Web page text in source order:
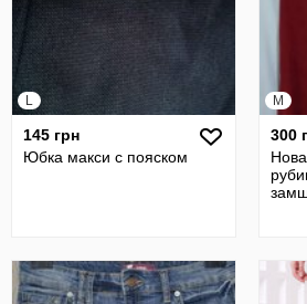
L
145 грн
Юбка макси с пояском
M
300